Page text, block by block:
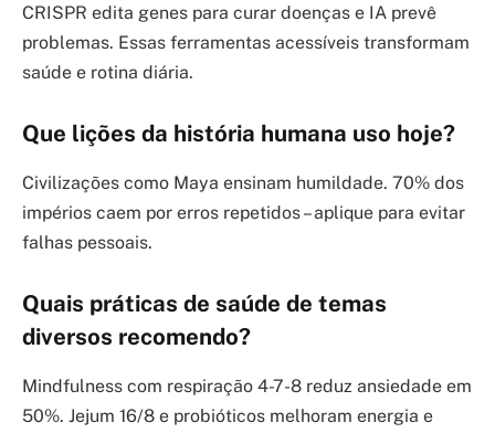
CRISPR edita genes para curar doenças e IA prevê
problemas. Essas ferramentas acessíveis transformam
saúde e rotina diária.
Que lições da história humana uso hoje?
Civilizações como Maya ensinam humildade. 70% dos
impérios caem por erros repetidos – aplique para evitar
falhas pessoais.
Quais práticas de saúde de temas
diversos recomendo?
Mindfulness com respiração 4-7-8 reduz ansiedade em
50%. Jejum 16/8 e probióticos melhoram energia e